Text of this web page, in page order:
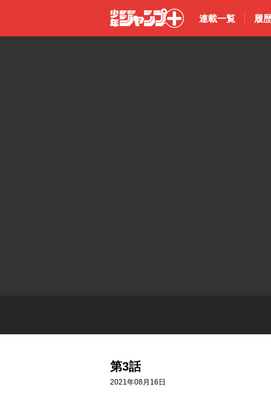
少年ジャン
連載一覧 履
第3話
2021年08月16日